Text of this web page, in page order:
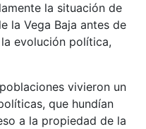
la situación de
la Vega Baja antes de
evolución política,
vivieron un
que hundían
a la propiedad de la